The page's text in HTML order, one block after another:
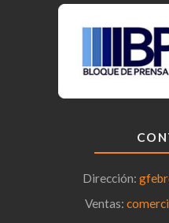
Dirección:
Ventas: